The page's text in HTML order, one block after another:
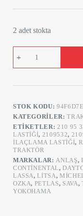
2 adet stokta
210/95R32
Agrimax
Lastiği
adet
STOK KODU:
KATEGORILER:
ETIKETLER: 210 95
LASTIĞI, 2109532,
İLAÇLAMA LASTIĞI,
TRAKTÖR
MARKALAR: ANLAŞ,
CONTINENTAL,
LASSA,LITSA,
OZKA, PETLAS, SAVA,
YOKOHAMA